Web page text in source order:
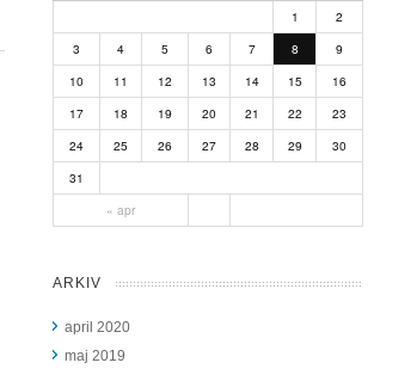
« apr
1
2
3
4 5 6 7 8
9
10
11 12 13 14 15
16
17
18 19 20 21 22
23
24
25 26 27 28 29
30
31
ARKIV
april 2020
maj 2019